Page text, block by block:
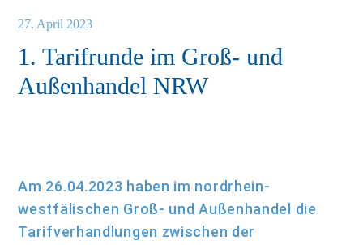
1. Tarifrunde im Groß- und
Außenhandel NRW
27. April 2023
Am 26.04.2023 haben im nordrhein-
westfälischen Groß- und Außenhandel die
Tarif­verhandlungen zwischen der